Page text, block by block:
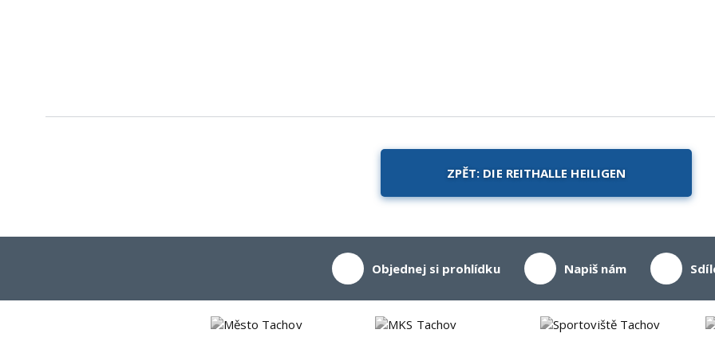
ZPĚT: DIE REITHALLE HEILIGEN
Objednej si prohlídku Napiš nám